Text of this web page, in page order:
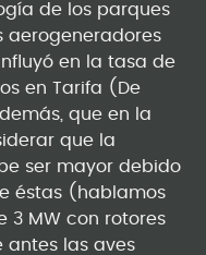
de los parques
aerogeneradores
en la tasa de
en Tarifa (De
que en la
que la
ser mayor debido
éstas (hablamos
3 MW con rotores
antes las aves